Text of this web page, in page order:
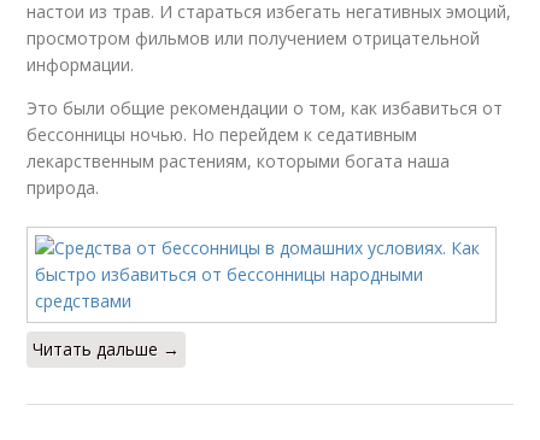
настои из трав. И стараться избегать негативных эмоций,
просмотром фильмов или получением отрицательной
информации.
Это были общие рекомендации о том, как избавиться от
бессонницы ночью. Но перейдем к седативным
лекарственным растениям, которыми богата наша
природа.
Читать дальше →